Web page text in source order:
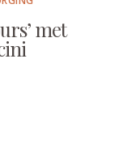
met